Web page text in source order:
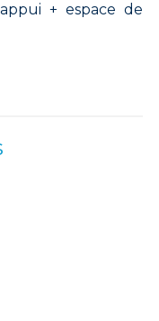
+ espace de